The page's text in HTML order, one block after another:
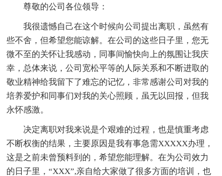
尊敬的公司各位领导：
我很遗憾自己在这个时候向公司提出离职，虽然有
些不舍，但希望您能谅解。在公司的这些日子里，您无
微不至的关怀让我感动，同事间愉快向上的氛围让我庆
幸，总体来说，公司宽松平等的人际关系和不断进取的
敬业精神给我留下了难忘的记忆，非常感谢公司对我的
培养爱护和同事们对我的关心照顾，虽无以回报，但我
永怀感激。
决定离职对我来说是个艰难的过程，也是慎重考虑
不断权衡的结果，主要原因是我有事急需XXXXX办理，
这是之前未曾预料到的，希望您能理解。在为公司效力
的日子里，“XXX”,亲自给大家做了很多方面的培训，也